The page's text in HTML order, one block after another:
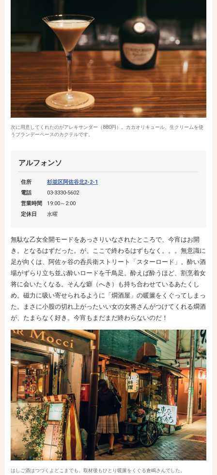
次に用意してくれたのがアレキサンダー（880円）。カカオリキュール、生クリームを使
うブランデーベースのカクテルです。
アルフォンソ
住所
杉並区阿佐谷北2-2-1
電話
03-3330-5602
営業時間
19:00～2:00
定休日
水曜
無駄な乙女全開モードをあっさりいなされたところで、今宵はお開
き。となるはずだった。が、ここで終わるはずもなく。。。無意識に
足が向くは、阿佐ヶ谷の呑兵衛ストリート「スターロード」。酔い酒
場がずらり立ち並ぶ酔いロードを千鳥足。酔えば酔うほど、割烹着女
将に会いたくなる。そんな癖（へき）も持ち合わせているあたくし
め。磁力に吸い寄せられるように「燗酒屋」の暖簾をくぐってしまっ
た。まさに小股の切れ上がったいい女の女将さんがつけてくれる燗酒
が、たまらなく好き。今宵もまだまだ終わらないのだ！
はしご酒はつづくよどこまでも。取材後もひとり暖簾をくぐる倉嶋さんでした。